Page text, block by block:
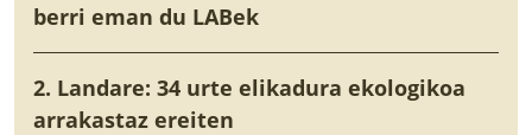
berri eman du LABek
2. Landare: 34 urte elikadura ekologikoa
arrakastaz ereiten